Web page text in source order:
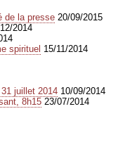
de la presse 20/09/2015
2014
spirituel 15/11/2014
juillet 2014 10/09/2014
8h15 23/07/2014